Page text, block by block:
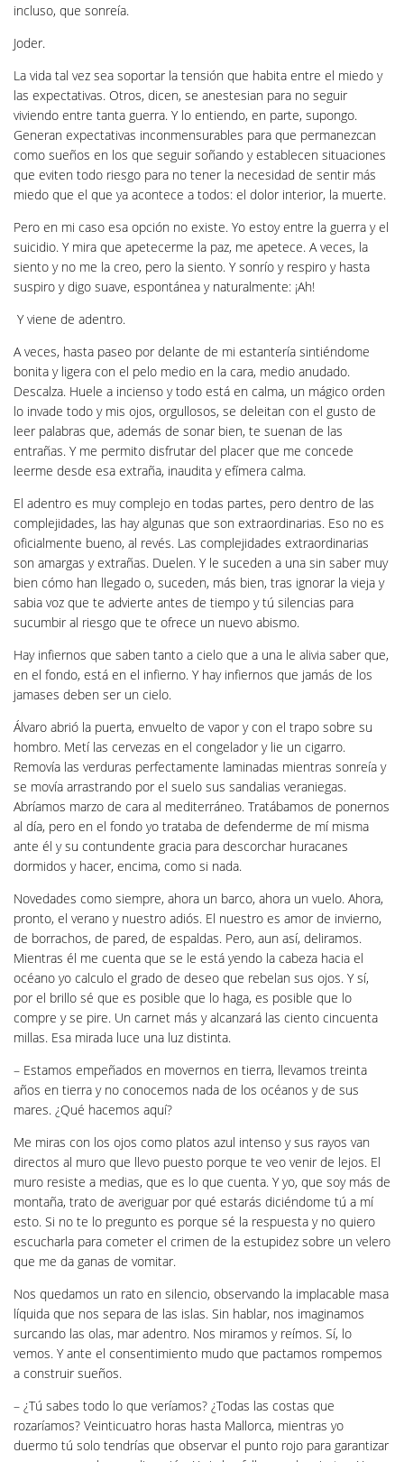
incluso, que sonreía.
Joder.
La vida tal vez sea soportar la tensión que habita entre el miedo y
las expectativas. Otros, dicen, se anestesian para no seguir
viviendo entre tanta guerra. Y lo entiendo, en parte, supongo.
Generan expectativas inconmensurables para que permanezcan
como sueños en los que seguir soñando y establecen situaciones
que eviten todo riesgo para no tener la necesidad de sentir más
miedo que el que ya acontece a todos: el dolor interior, la muerte.
Pero en mi caso esa opción no existe. Yo estoy entre la guerra y el
suicidio. Y mira que apetecerme la paz, me apetece. A veces, la
siento y no me la creo, pero la siento. Y sonrío y respiro y hasta
suspiro y digo suave, espontánea y naturalmente: ¡Ah!
Y viene de adentro.
A veces, hasta paseo por delante de mi estantería sintiéndome
bonita y ligera con el pelo medio en la cara, medio anudado.
Descalza. Huele a incienso y todo está en calma, un mágico orden
lo invade todo y mis ojos, orgullosos, se deleitan con el gusto de
leer palabras que, además de sonar bien, te suenan de las
entrañas. Y me permito disfrutar del placer que me concede
leerme desde esa extraña, inaudita y efímera calma.
El adentro es muy complejo en todas partes, pero dentro de las
complejidades, las hay algunas que son extraordinarias. Eso no es
oficialmente bueno, al revés. Las complejidades extraordinarias
son amargas y extrañas. Duelen. Y le suceden a una sin saber muy
bien cómo han llegado o, suceden, más bien, tras ignorar la vieja y
sabia voz que te advierte antes de tiempo y tú silencias para
sucumbir al riesgo que te ofrece un nuevo abismo.
Hay infiernos que saben tanto a cielo que a una le alivia saber que,
en el fondo, está en el infierno. Y hay infiernos que jamás de los
jamases deben ser un cielo.
Álvaro abrió la puerta, envuelto de vapor y con el trapo sobre su
hombro. Metí las cervezas en el congelador y lie un cigarro.
Removía las verduras perfectamente laminadas mientras sonreía y
se movía arrastrando por el suelo sus sandalias veraniegas.
Abríamos marzo de cara al mediterráneo. Tratábamos de ponernos
al día, pero en el fondo yo trataba de defenderme de mí misma
ante él y su contundente gracia para descorchar huracanes
dormidos y hacer, encima, como si nada.
Novedades como siempre, ahora un barco, ahora un vuelo. Ahora,
pronto, el verano y nuestro adiós. El nuestro es amor de invierno,
de borrachos, de pared, de espaldas. Pero, aun así, deliramos.
Mientras él me cuenta que se le está yendo la cabeza hacia el
océano yo calculo el grado de deseo que rebelan sus ojos. Y sí,
por el brillo sé que es posible que lo haga, es posible que lo
compre y se pire. Un carnet más y alcanzará las ciento cincuenta
millas. Esa mirada luce una luz distinta.
– Estamos empeñados en movernos en tierra, llevamos treinta
años en tierra y no conocemos nada de los océanos y de sus
mares. ¿Qué hacemos aquí?
Me miras con los ojos como platos azul intenso y sus rayos van
directos al muro que llevo puesto porque te veo venir de lejos. El
muro resiste a medias, que es lo que cuenta. Y yo, que soy más de
montaña, trato de averiguar por qué estarás diciéndome tú a mí
esto. Si no te lo pregunto es porque sé la respuesta y no quiero
escucharla para cometer el crimen de la estupidez sobre un velero
que me da ganas de vomitar.
Nos quedamos un rato en silencio, observando la implacable masa
líquida que nos separa de las islas. Sin hablar, nos imaginamos
surcando las olas, mar adentro. Nos miramos y reímos. Sí, lo
vemos. Y ante el consentimiento mudo que pactamos rompemos
a construir sueños.
– ¿Tú sabes todo lo que veríamos? ¿Todas las costas que
rozaríamos? Veinticuatro horas hasta Mallorca, mientras yo
duermo tú solo tendrías que observar el punto rojo para garantizar